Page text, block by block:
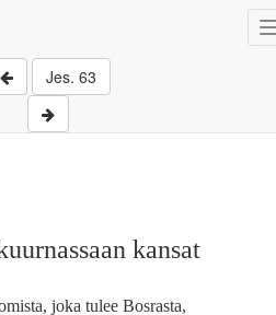
Jes. 63
kansat
joka tulee Bosrasta,